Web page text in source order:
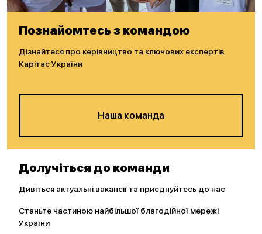
Познайомтесь з командою
Дізнайтеся про керівництво та ключових експертів
Карітас України
Наша команда
Долучіться до команди
Дивіться актуальні вакансії та приєднуйтесь до нас
Станьте частиною найбільшої благодійної мережі
України